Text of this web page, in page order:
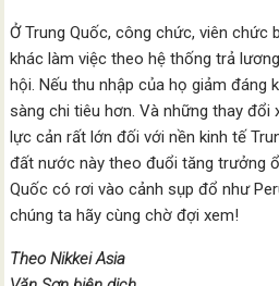
Ở Trung Quốc, công chức, viên chức
khác làm việc theo hệ thống trả
hội. Nếu thu nhập của họ giảm đáng
sàng chi tiêu hơn. Và những thay đổi
lực cản rất lớn đối với nền kinh tế
đất nước này theo đuổi tăng trưởng
Quốc có rơi vào cảnh sụp đổ như
chúng ta hãy cùng chờ đợi xem!
Theo Nikkei Asia